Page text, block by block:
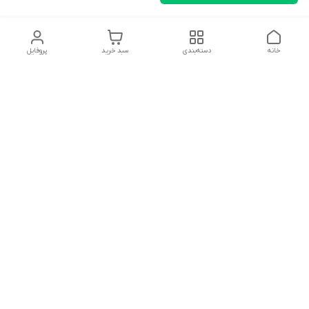
پروفایل سبد خرید دسته‌بندی خانه